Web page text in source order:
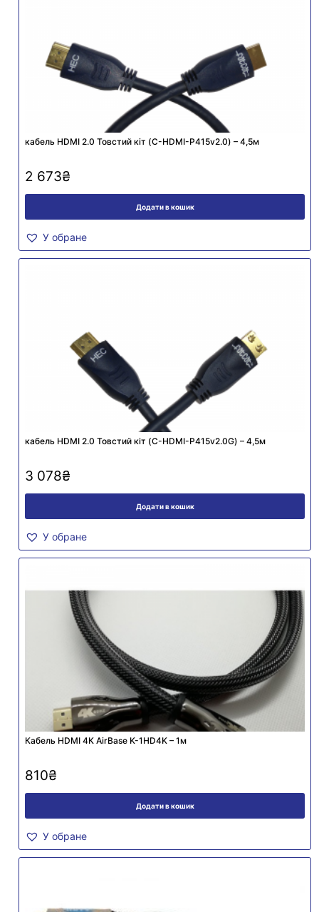
кабель HDMI 2.0 Товстий кіт (C-HDMI-P415v2.0) – 4,5м
2 673₴
Додати в кошик
У обране
кабель HDMI 2.0 Товстий кіт (C-HDMI-P415v2.0G) – 4,5м
3 078₴
Додати в кошик
У обране
Кабель HDMI 4К AirBase K-1HD4K – 1м
810₴
Додати в кошик
У обране